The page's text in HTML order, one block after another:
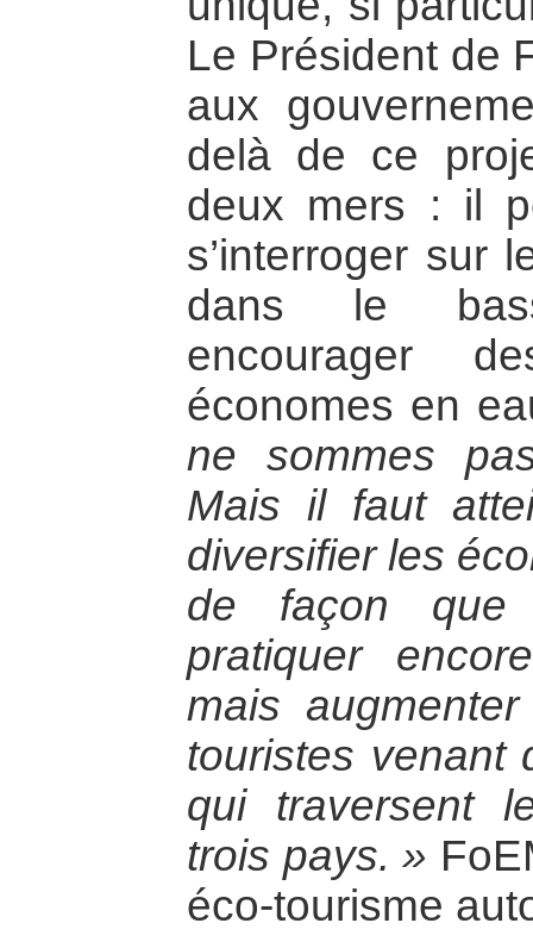
Le Président de
aux
delà de ce
deux mers : il
s’interroger sur
dans le
encourager
économes en
ne sommes
Mais il faut
diversifier les
de façon que
pratiquer
mais
touristes venant
qui traversent
trois pays. »
éco-tourisme